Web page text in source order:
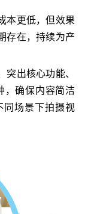
本更低，但效果
存在，持续为产
突出核心功能、
，确保内容简洁
同场景下拍摄视